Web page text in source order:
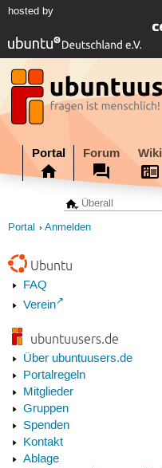
hosted by
Portal Forum Wiki
Portal Anmelden
Ubuntu
FAQ
Verein
ubuntuusers.de
Über ubuntuusers.de
Portalregeln
Mitglieder
Gruppen
Spenden
Kontakt
Ablage